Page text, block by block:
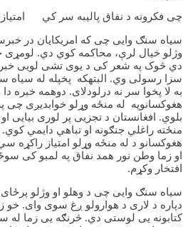
چی فکرونه د نفاق پاليبه سر کي
سیاه سنګ وایی چی که امریکایان در
وژلو خیال لرې، محاکمه کوي دي. لومړی
دي څوک په شعر کی د یوی تشی لویی
سزا رسولی وي. البتهکه پخپله له سیاه
به لا پخوا سر نه درلودلای. دوهمه
هغوکسانوپه له منځه وړلو خوابدیږی چی
بلوي. افغانستان د تجزیی پر لوری بیایی
منځته راغلي جنګونه او تباهي دایمي کوي.
هغوکسانو د له منځه وړلو امتیاز راکړه
او زما وطن نور همد نفاق په لمبو کی
افتخار وکړم.
سیاه سنګ وایی چی د وهلو او وژلو
دپاره د لاری د هوارولو ږغ سوی وای. خو
کتابونه یی لوستی دي. څرنګه یی زما له